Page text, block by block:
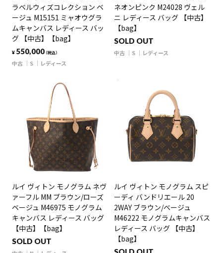
ラベルウィズコレクション ベ
ージュ M15151 ミャオウグラ
ムキャンバス レディース バッ
グ 【中古】【bag】
¥ 550,000（税込）
中古 S レディース
ネオンピンク M24028 ヴェル
ニ レディース バッグ 【中古】
【bag】
SOLD OUT
中古 S レディース
ルイ ヴィトン モノグラム ネヴ
ァーフル MM ブラウン/ローズ
ベージュ M46975 モノグラム
キャンバス レディース バッグ
【中古】【bag】
SOLD OUT
ルイ ヴィトン モノグラム スピ
ーディ バンドリエール 20
2WAY ブラウン/ベージュ
M46222 モノグラムキャンバス
レディース バッグ 【中古】
【bag】